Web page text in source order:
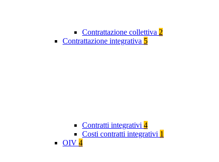
Contrattazione collettiva 2
Contrattazione integrativa 5
Contratti integrativi 4
Costi contratti integrativi 1
OIV 4